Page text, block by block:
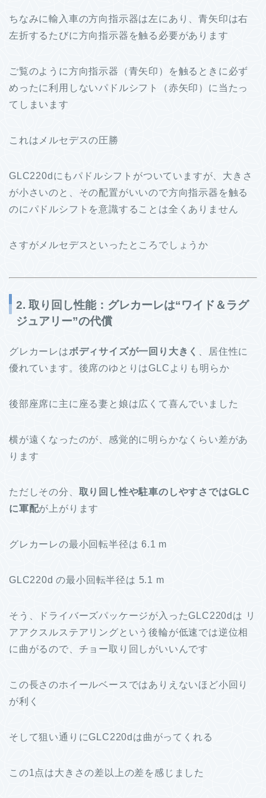
ちなみに輸入車の方向指示器は左にあり、青矢印は右
左折するたびに方向指示器を触る必要があります
ご覧のように方向指示器（青矢印）を触るときに必ず
めったに利用しないパドルシフト（赤矢印）に当たっ
てしまいます
これはメルセデスの圧勝
GLC220dにもパドルシフトがついていますが、大きさ
が小さいのと、その配置がいいので方向指示器を触る
のにパドルシフトを意識することは全くありません
さすがメルセデスといったところでしょうか
2. 取り回し性能：グレカーレは“ワイド＆ラグ
ジュアリー”の代償
グレカーレはボディサイズが一回り大きく
、居住性に
優れています。後席のゆとりはGLCよりも明らか
後部座席に主に座る妻と娘は広くて喜んでいました
横が遠くなったのが、感覚的に明らかなくらい差があ
ります
ただしその分、 取り回し性や駐車のしやすさではGLC
に軍配が上がります
グレカーレの最小回転半径は 6.1 m
GLC220d の最小回転半径は 5.1 m
そう、ドライバーズパッケージが入ったGLC220dは リ
アアクスルステアリングという後輪が低速では逆位相
に曲がるので、チョー取り回しがいいんです
この長さのホイールベースではありえないほど小回り
が利く
そして狙い通りにGLC220dは曲がってくれる
この1点は大きさの差以上の差を感じました